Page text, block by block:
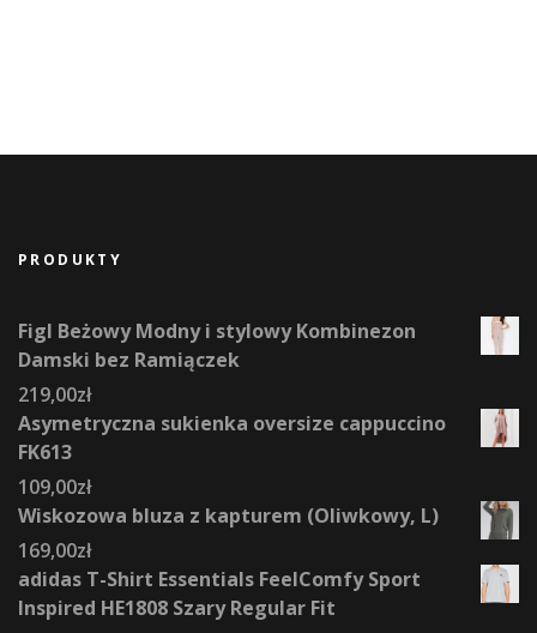
PRODUKTY
Figl Beżowy Modny i stylowy Kombinezon
Damski bez Ramiączek
219,00zł
Asymetryczna sukienka oversize cappuccino
FK613
109,00zł
Wiskozowa bluza z kapturem (Oliwkowy, L)
169,00zł
adidas T-Shirt Essentials FeelComfy Sport
Inspired HE1808 Szary Regular Fit